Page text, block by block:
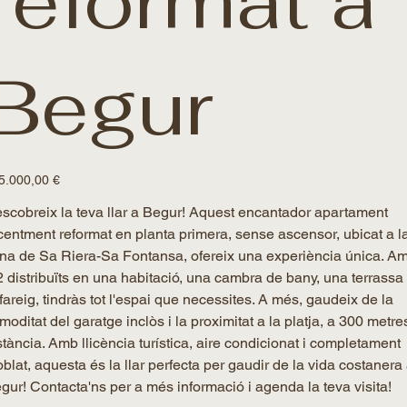
€
la teva llar a Begur! Aquest encantador apartament
reformat en planta primera, sense ascensor, ubicat a
de Sa Riera-Sa Fontansa, ofereix una experiència única.
distribuïts en una habitació, una cambra de bany, una terrassa
tindràs tot l'espai que necessites. A més, gaudeix de la
del garatge inclòs i la proximitat a la platja, a 300
Amb llicència turística, aire condicionat i completament
aquesta és la llar perfecta per gaudir de la vida costanera
Contacta'ns per a més informació i agenda la teva visita!